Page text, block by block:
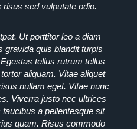
sed vulputate odio.
Ut porttitor leo a diam
gravida quis blandit turpis
tellus rutrum tellus
aliquam. Vitae aliquet
nullam eget. Vitae nunc
Viverra justo nec ultrices
a pellentesque sit
quam. Risus commodo